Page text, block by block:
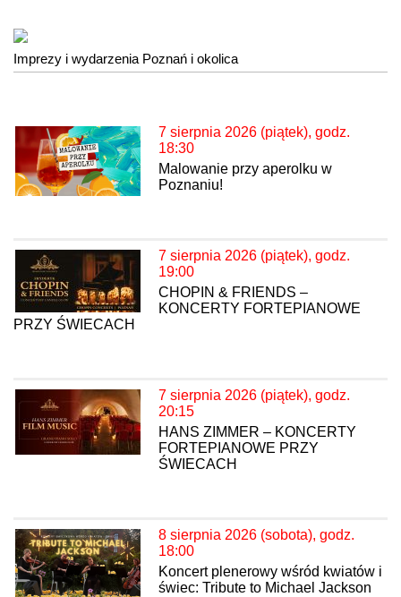
Imprezy i wydarzenia Poznań i okolica
7 sierpnia 2026 (piątek), godz.
18:30
Malowanie przy aperolku w
Poznaniu!
7 sierpnia 2026 (piątek), godz.
19:00
CHOPIN & FRIENDS –
KONCERTY FORTEPIANOWE
PRZY ŚWIECACH
7 sierpnia 2026 (piątek), godz.
20:15
HANS ZIMMER – KONCERTY
FORTEPIANOWE PRZY
ŚWIECACH
8 sierpnia 2026 (sobota), godz.
18:00
Koncert plenerowy wśród kwiatów i
świec: Tribute to Michael Jackson